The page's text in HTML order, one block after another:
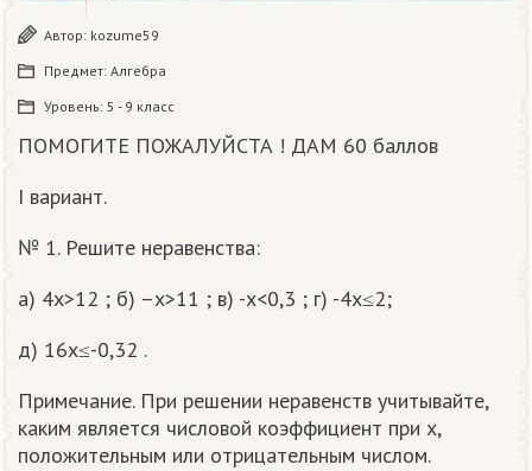
Автор: kozume59
Предмет: Алгебра
Уровень: 5 - 9 класс
ПОМОГИТЕ ПОЖАЛУЙСТА ! ДАМ 60 баллов
I вариант.
№ 1. Решите неравенства:
а) 4x>12 ; б) –x>11 ; в) -x<0,3 ; г) -4x≤2;
д) 16x≤-0,32 .
Примечание. При решении неравенств учитывайте,
каким является числовой коэффициент при x,
положительным или отрицательным числом.